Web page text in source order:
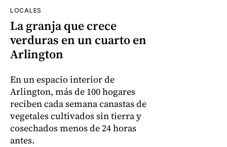
LOCALES
La granja que crece
verduras en un cuarto en
Arlington
En un espacio interior de
Arlington, más de 100 hogares
reciben cada semana canastas de
vegetales cultivados sin tierra y
cosechados menos de 24 horas
antes.